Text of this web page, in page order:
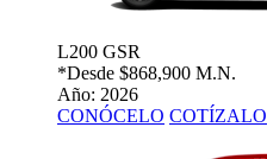
L200 GSR
*Desde $868,900 M.N.
Año: 2026
CONÓCELO COTÍZALO